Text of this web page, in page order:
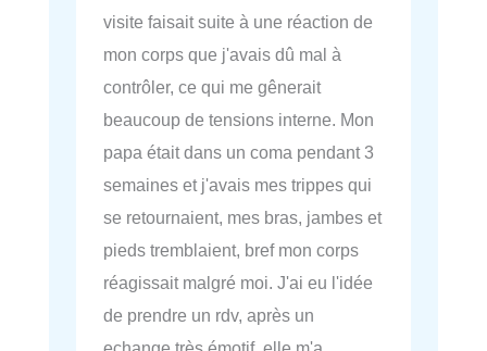
visite faisait suite à une réaction de
mon corps que j'avais dû mal à
contrôler, ce qui me gênerait
beaucoup de tensions interne. Mon
papa était dans un coma pendant 3
semaines et j'avais mes trippes qui
se retournaient, mes bras, jambes et
pieds tremblaient, bref mon corps
réagissait malgré moi. J'ai eu l'idée
de prendre un rdv, après un